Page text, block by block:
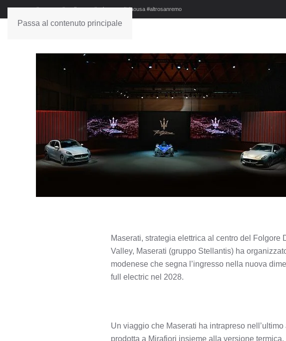
Passa al contenuto principale
#sanremo #studionews #askanews #ciaousa #altrosanremo
Maserati, strategia elettrica al centro del
Valley, Maserati (gruppo Stellantis) ha
modenese che segna l’ingresso nella nuova
full electric nel 2028.
Un viaggio che Maserati ha intrapreso
prodotta a Mirafiori insieme alla versione